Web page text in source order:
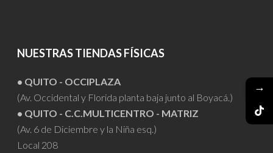
NUESTRAS TIENDAS FÍSICAS
• QUITO - OCCIPLAZA
(Av. Occidental y Florida planta baja junto al Boyacá.)
• QUITO - C.C.MULTICENTRO - MATRIZ
(Av. 6 de Diciembre y la Niña esq.)
Local 208
→